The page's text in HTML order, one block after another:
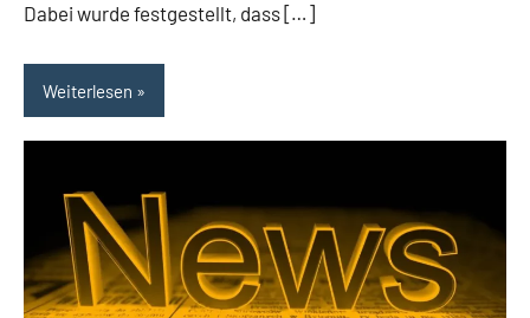
Dabei wurde festgestellt, dass […]
Weiterlesen